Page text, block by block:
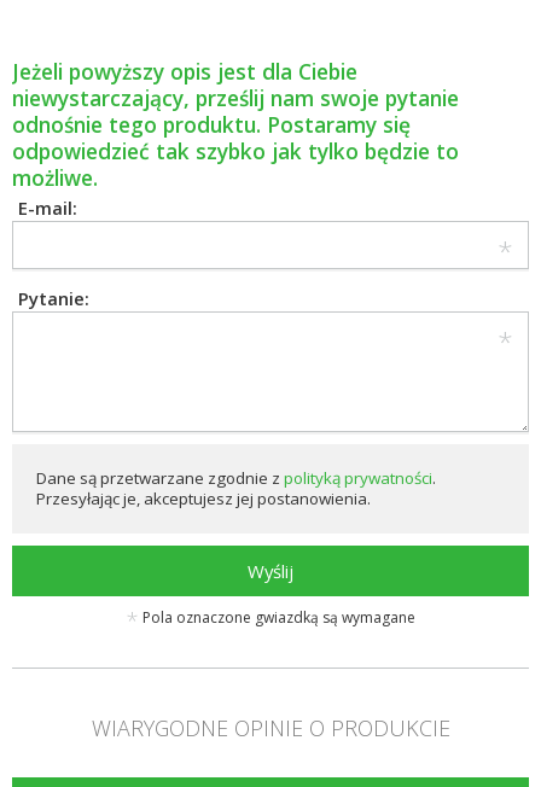
Jeżeli powyższy opis jest dla Ciebie
niewystarczający, prześlij nam swoje pytanie
odnośnie tego produktu. Postaramy się
odpowiedzieć tak szybko jak tylko będzie to
możliwe.
E-mail:
Pytanie:
Dane są przetwarzane zgodnie z polityką prywatności.
Przesyłając je, akceptujesz jej postanowienia.
Wyślij
Pola oznaczone gwiazdką są wymagane
WIARYGODNE OPINIE O PRODUKCIE